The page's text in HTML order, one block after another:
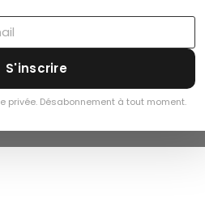
S'inscrire
privée. Désabonnement à tout moment.